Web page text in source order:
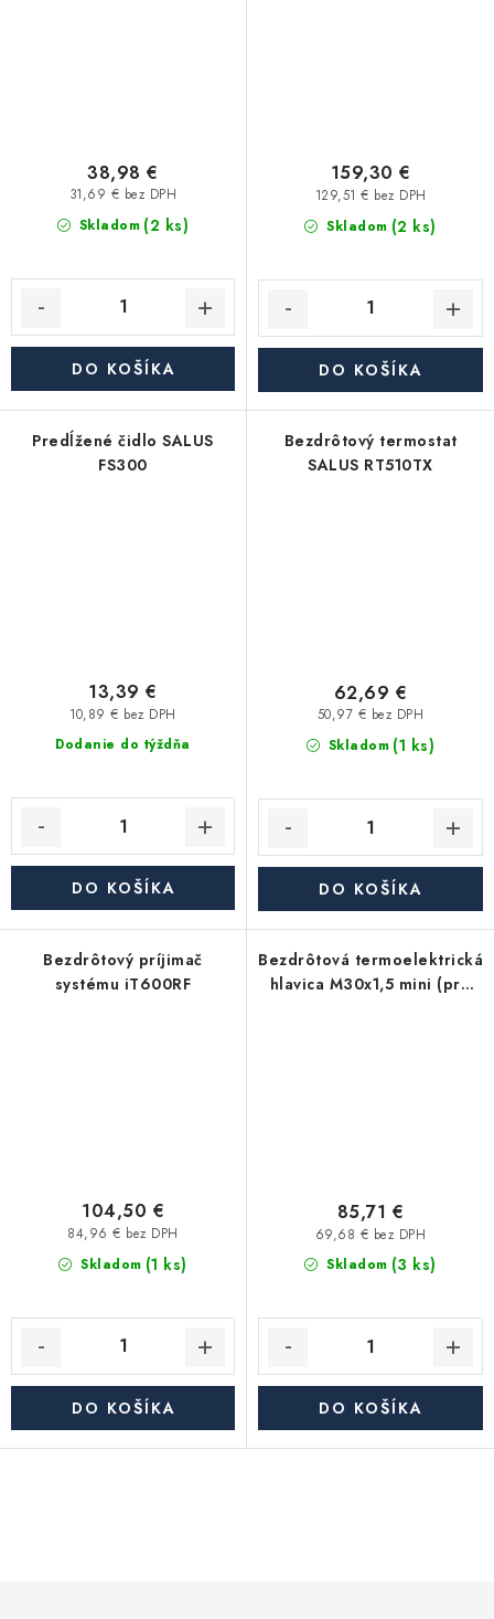
Skladom (2 ks)
31,69 € bez DPH
38,98 €
DO KOŠÍKA
Skladom (2 ks)
129,51 € bez DPH
159,30 €
DO KOŠÍKA
Predĺžené čidlo SALUS
FS300
Dodanie do týždňa
10,89 € bez DPH
13,39 €
DO KOŠÍKA
Bezdrôtový termostat
SALUS RT510TX
Skladom (1 ks)
50,97 € bez DPH
62,69 €
DO KOŠÍKA
Bezdrôtový príjimač
systému iT600RF
Skladom (1 ks)
84,96 € bez DPH
104,50 €
DO KOŠÍKA
Bezdrôtová termoelektrická
hlavica M30x1,5 mini (pre
Skladom (3 ks)
69,68 € bez DPH
85,71 €
DO KOŠÍKA